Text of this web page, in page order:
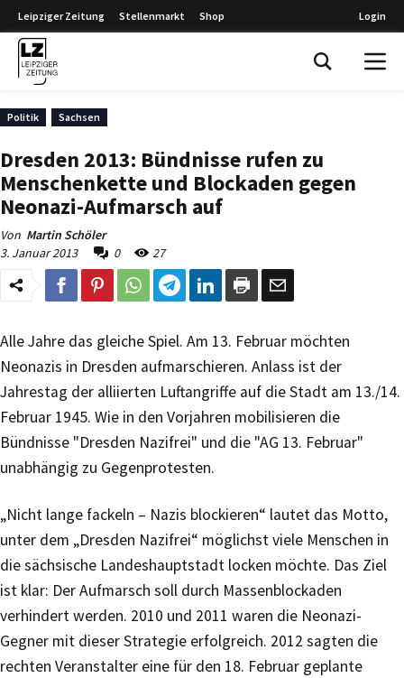
Leipziger Zeitung Stellenmarkt Shop Login
Politik Sachsen
Dresden 2013: Bündnisse rufen zu
Menschenkette und Blockaden gegen
Neonazi-Aufmarsch auf
Von Martin Schöler
3. Januar 2013
0 27
Alle Jahre das gleiche Spiel. Am 13. Februar möchten
Neonazis in Dresden aufmarschieren. Anlass ist der
Jahrestag der alliierten Luftangriffe auf die Stadt am 13./14.
Februar 1945. Wie in den Vorjahren mobilisieren die
Bündnisse "Dresden Nazifrei" und die "AG 13. Februar"
unabhängig zu Gegenprotesten.
„Nicht lange fackeln – Nazis blockieren“ lautet das Motto,
unter dem „Dresden Nazifrei“ möglichst viele Menschen in
die sächsische Landeshauptstadt locken möchte. Das Ziel
ist klar: Der Aufmarsch soll durch Massenblockaden
verhindert werden. 2010 und 2011 waren die Neonazi-
Gegner mit dieser Strategie erfolgreich. 2012 sagten die
rechten Veranstalter eine für den 18. Februar geplante